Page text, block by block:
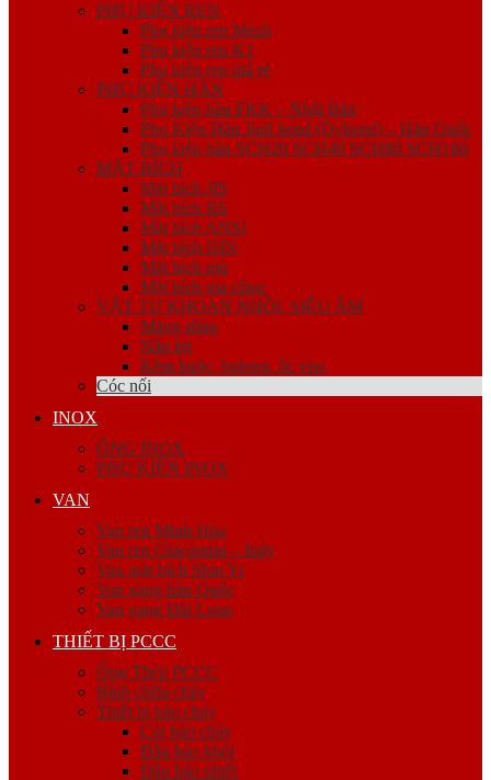
PHỤ KIỆN REN
Phụ kiện ren Mech
Phụ kiện ren K1
Phụ kiện ren giá rẻ
PHỤ KIỆN HÀN
Phụ kiện hàn FKK – Nhật Bản
Phụ Kiện Hàn Jinil bend (Dybend) – Hàn Quốc
Phụ kiện hàn SCH20 SCH40 SCH80 SCH160
MẶT BÍCH
Mặt bích JIS
Mặt bích BS
Mặt bích ANSI
Mặt bích DIN
Mặt bích mù
Mặt bích gia công
VẬT TƯ KHOAN NHỒI, SIÊU ÂM
Măng sông
Nắp bịt
Kẽm buộc, bulong, ốc viss
Cóc nối
INOX
ỐNG INOX
PHỤ KIỆN INOX
VAN
Van ren Minh Hòa
Van ren Giacomini – Italy
Van mặt bích Shin Yi
Van gang hàn Quốc
Van gang Đài Loan
THIẾT BỊ PCCC
Ống Thép PCCC
Bình chữa cháy
Thiết bị báo cháy
Còi báo cháy
Đầu báo khói
Đầu báo nhiệt